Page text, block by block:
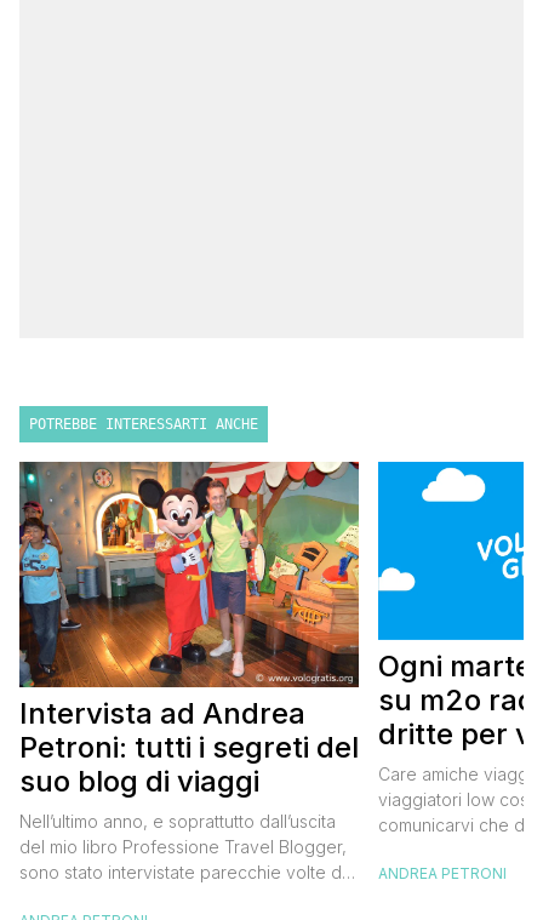
POTREBBE INTERESSARTI ANCHE
Intervista ad Andrea
Petroni: tutti i segreti del
suo blog di viaggi
Nell’ultimo anno, e soprattutto dall’uscita
del mio libro Professione Travel Blogger,
sono stato intervistate parecchie volte da
Ogni
su m2o
dritte per
cost
Care amiche
viaggiatori low
comunicarvi che da
su m2o radio
ANDREA PETRONI